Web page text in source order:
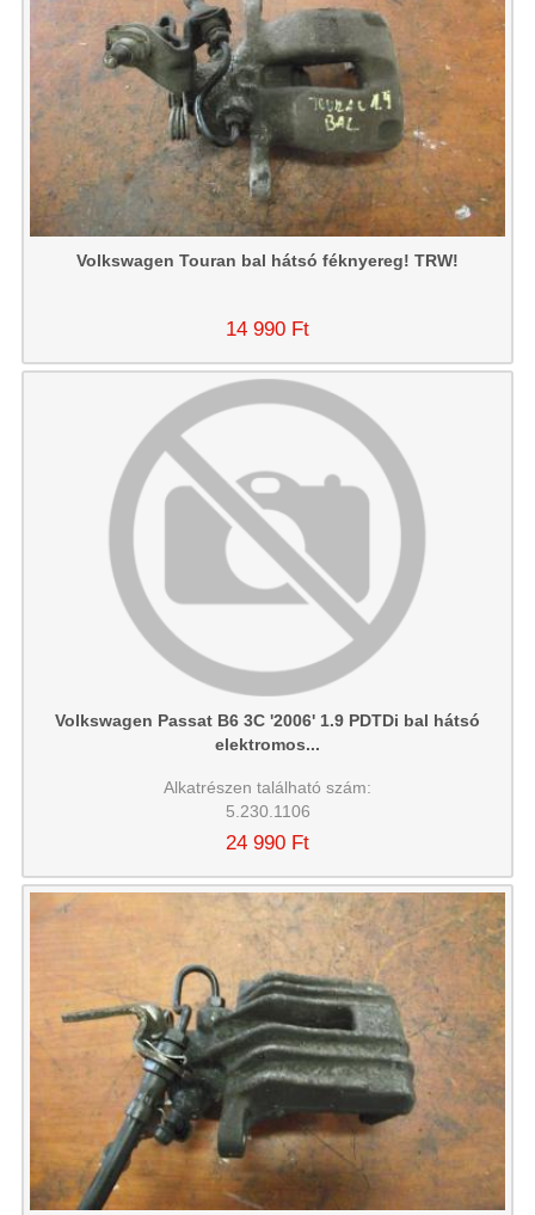
Volkswagen Touran bal hátsó féknyereg! TRW!
14 990 Ft
Volkswagen Passat B6 3C '2006' 1.9 PDTDi bal hátsó
elektromos...
Alkatrészen található szám:
5.230.1106
24 990 Ft